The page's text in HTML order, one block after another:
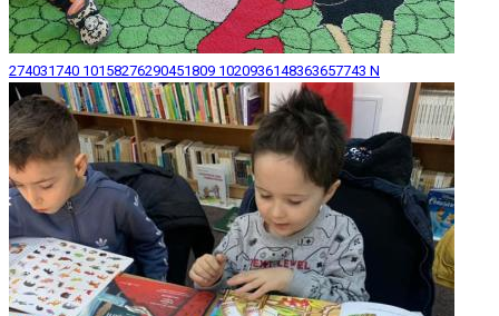
274031740 10158276290451809 1020936148363657743 N